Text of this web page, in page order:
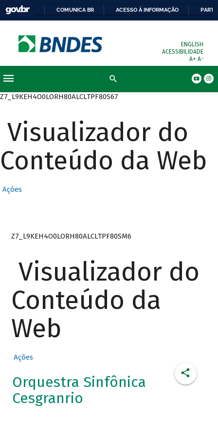
COMUNICA BR ACESSO À INFORMAÇÃO
ENGLISH
ACESSIBILIDADE
A+ A-
Z7_L9KEH4O0LORH80ALCLTPF80S67
Visualizador do
Conteúdo da Web
Ações
Z7_L9KEH4O0LORH80ALCLTPF80SM6
Visualizador do
Conteúdo da
Web
Ações
Orquestra Sinfônica
Cesgranrio